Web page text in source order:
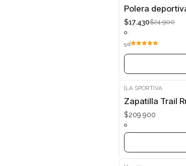
-30%
Agotado
Polera
$17.430$24.900
5.0
LA SPORTIVA
Zapatilla Trail
$209.900